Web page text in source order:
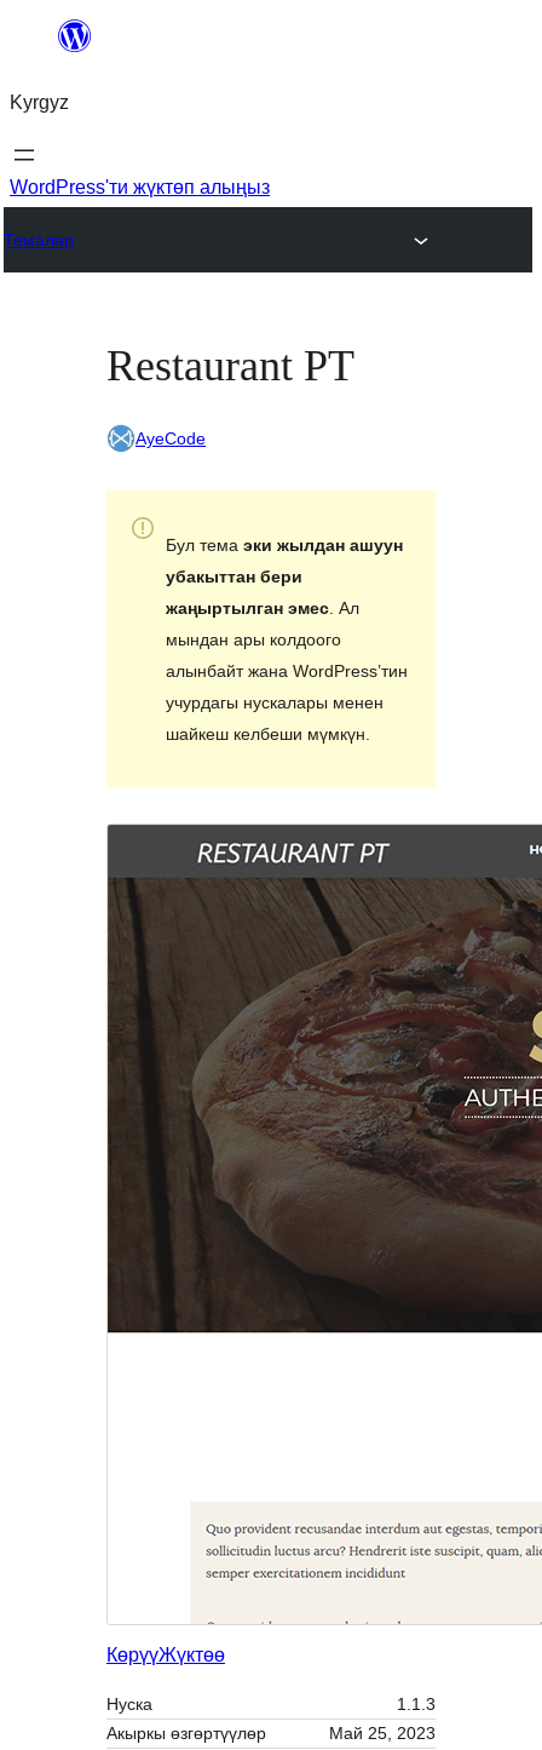
Мазмунга
Kyrgyz
WordPress'ти жүктөп алыңыз
Темалар
Restaurant PT
AyeCode
Бул тема эки жылдан ашуун
убакыттан бери
жаңыртылган эмес. Ал
мындан ары колдоого
алынбайт жана WordPress’тин
учурдагы нускалары менен
шайкеш келбеши мүмкүн.
КөрүүЖүктөө
Нуска
1.1.3
Акыркы өзгөртүүлөр
Май 25, 2023